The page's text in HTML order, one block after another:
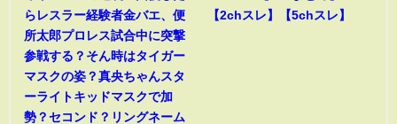
らレスラー経験者金バエ、便
所太郎プロレス試合中に突撃
参戦する？そん時はタイガー
マスクの姿？真央ちゃんスタ
ーライトキッドマスクで加
勢？セコンド？リングネーム
【2chスレ】【5chスレ】